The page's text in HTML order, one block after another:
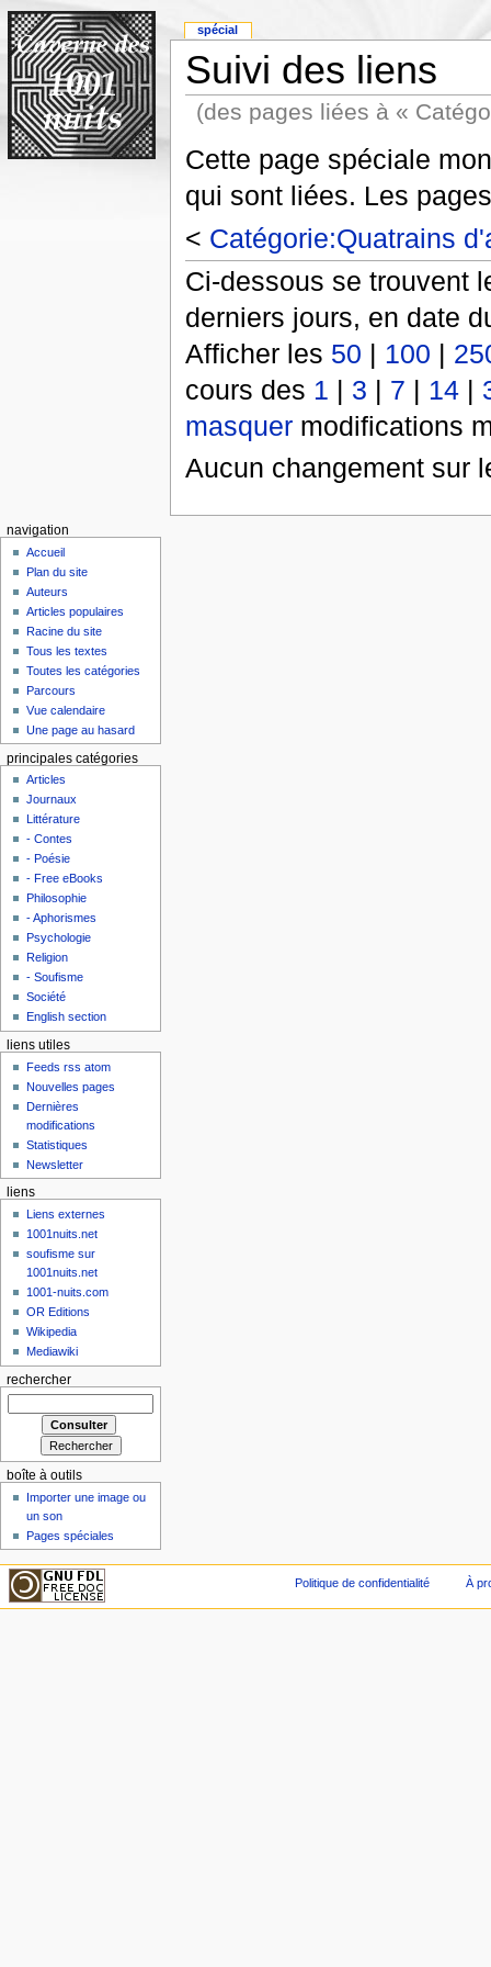
Suivi des liens
(des pages liées à «
Cette page spéciale
qui sont liées. Les
< Catégorie:Quatrains
Ci-dessous se trouvent
derniers jours, en date
Afficher les 50 | 100 |
cours des 1 | 3 | 7 | 14|
masquermodifications
Aucun changement sur
spécial
navigation
Accueil
Plan du site
Auteurs
Articles populaires
Racine du site
Tous les textes
Toutes les catégories
Parcours
Vue calendaire
Une page au hasard
principales catégories
Articles
Journaux
Littérature
- Contes
- Poésie
- Free eBooks
Philosophie
- Aphorismes
Psychologie
Religion
- Soufisme
Société
English section
liens utiles
Feeds rss atom
Nouvelles pages
Dernières
modifications
Statistiques
Newsletter
liens
Liens externes
1001nuits.net
soufisme sur
1001nuits.net
1001-nuits.com
OR Editions
Wikipedia
Mediawiki
rechercher
boîte à outils
Importer une image ou
un son
Pages spéciales
Politique de confidentialité À